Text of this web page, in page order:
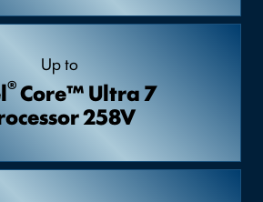
Up to
®Core™ Ultra 7
258V